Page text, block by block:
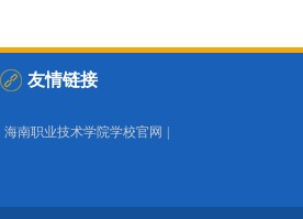
友情链接
海南职业技术学院学校官网